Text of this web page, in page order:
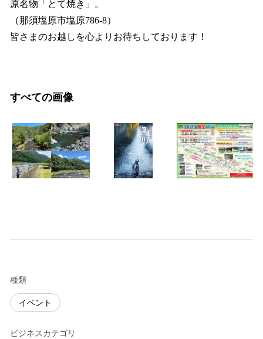
原名物「とて焼き」。
（那須塩原市塩原786-8）
皆さまのお越しを心よりお待ちしております！
すべての画像
種類
イベント
ビジネスカテゴリ